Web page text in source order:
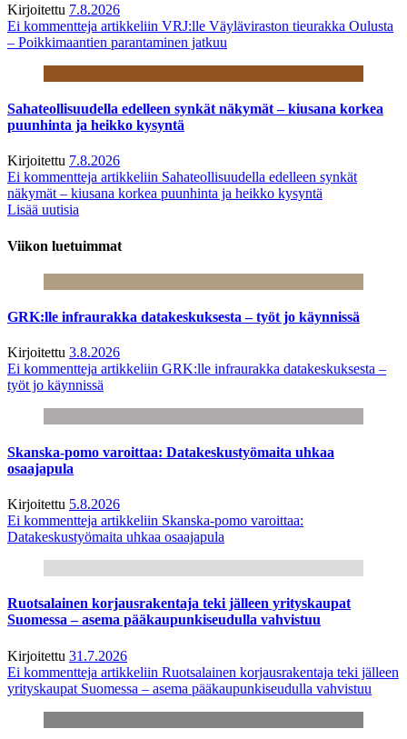
Kirjoitettu 7.8.2026
Ei kommentteja artikkeliin VRJ:lle Väyläviraston tieurakka Oulusta
– Poikkimaantien parantaminen jatkuu
Sahateollisuudella edelleen synkät näkymät – kiusana korkea
puunhinta ja heikko kysyntä
Kirjoitettu 7.8.2026
Ei kommentteja artikkeliin Sahateollisuudella edelleen synkät
näkymät – kiusana korkea puunhinta ja heikko kysyntä
Lisää uutisia
Viikon luetuimmat
GRK:lle infraurakka datakeskuksesta – työt jo käynnissä
Kirjoitettu 3.8.2026
Ei kommentteja artikkeliin GRK:lle infraurakka datakeskuksesta –
työt jo käynnissä
Skanska-pomo varoittaa: Datakeskustyömaita uhkaa
osaajapula
Kirjoitettu 5.8.2026
Ei kommentteja artikkeliin Skanska-pomo varoittaa:
Datakeskustyömaita uhkaa osaajapula
Ruotsalainen korjausrakentaja teki jälleen yrityskaupat
Suomessa – asema pääkaupunkiseudulla vahvistuu
Kirjoitettu 31.7.2026
Ei kommentteja artikkeliin Ruotsalainen korjausrakentaja teki jälleen
yrityskaupat Suomessa – asema pääkaupunkiseudulla vahvistuu